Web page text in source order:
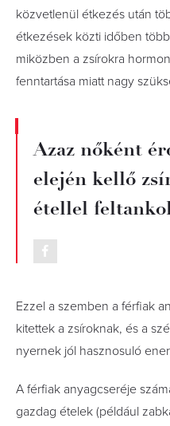
közvetlenül étkezés után
étkezések közti időben
miközben a zsírokra
fenntartása miatt nagy
Azaz nőként
elején kellő
étellel
Ezzel a szemben a férfiak
kitettek a zsíroknak, és a
nyernek jól hasznosuló
A férfiak anyagcseréje
gazdag ételek (például